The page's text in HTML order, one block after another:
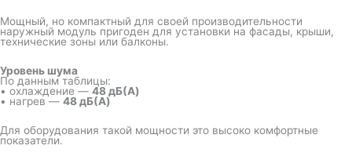
Мощный, но компактный для своей производительности
наружный модуль пригоден для установки на фасады, крыши,
технические зоны или балконы.
Уровень шума
По данным таблицы:
• охлаждение — 48 дБ(A)
• нагрев — 48 дБ(A)
Для оборудования такой мощности это высоко комфортные
показатели.